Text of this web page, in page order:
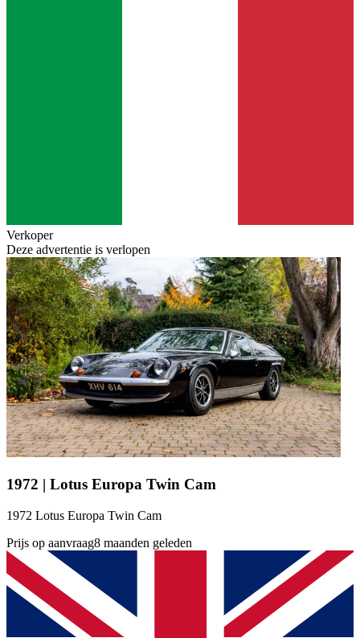
Verkoper
Deze advertentie is verlopen
1972 | Lotus Europa Twin Cam
1972 Lotus Europa Twin Cam
Prijs op aanvraag8 maanden geleden